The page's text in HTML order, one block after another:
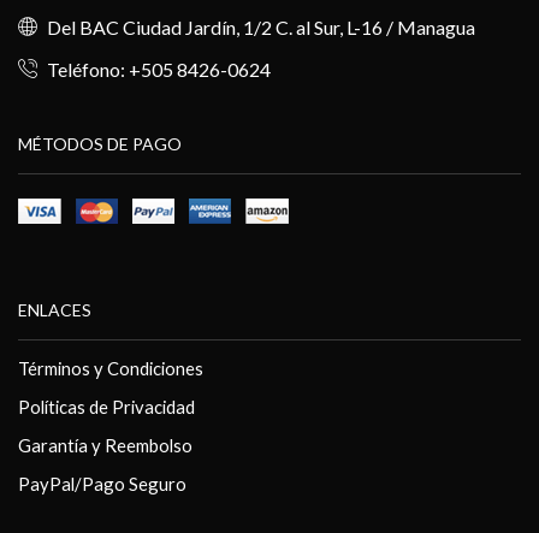
Del BAC Ciudad Jardín, 1/2 C. al Sur, L-16 / Managua
Teléfono: +505 8426-0624
MÉTODOS DE PAGO
ENLACES
Términos y Condiciones
Políticas de Privacidad
Garantía y Reembolso
PayPal/Pago Seguro